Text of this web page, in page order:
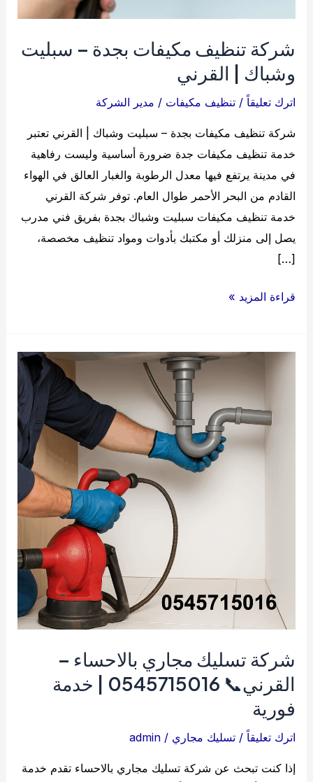
شركة تنظيف مكيفات بجدة – سبليت
وشباك | القرني
اترك تعليقاً /تنظيف مكيفات / مدير الشركة
شركة تنظيف مكيفات بجدة – سبليت وشباك | القرني تعتبر
خدمة تنظيف مكيفات جدة ضرورة أساسية وليست رفاهية
في مدينة يرتفع فيها معدل الرطوبة والغبار العالق في الهواء
القادم من البحر الأحمر طوال العام. توفر شركة القرني
خدمة تنظيف مكيفات سبليت وشباك بجدة بفريق فني مدرب
يصل إلى منزلك أو مكتبك بأدوات ومواد تنظيف مخصصة،
[…]
شركة
بجدة
وشباك
قراءة المزيد »
شركة تسليك مجاري بالاحساء –
القرني📞 0545715016 | خدمة
فورية
اترك تعليقاً /تسليك مجاري /
admin
إذا كنت تبحث عن شركة تسليك مجاري بالاحساء تقدم خدمة